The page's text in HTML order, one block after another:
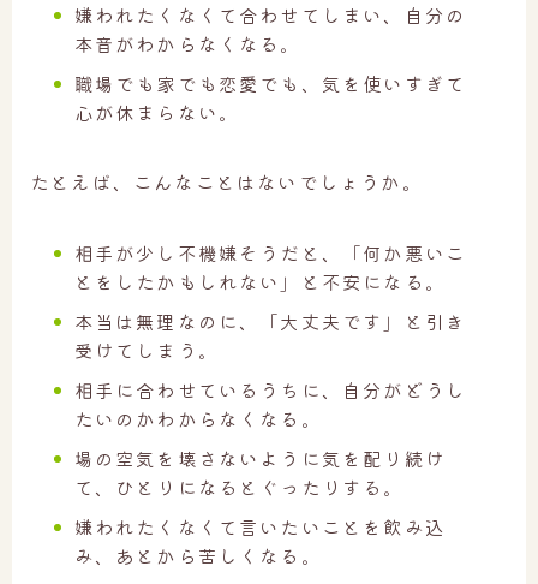
嫌われたくなくて合わせてしまい、自分の
本音がわからなくなる。
職場でも家でも恋愛でも、気を使いすぎて
心が休まらない。
たとえば、こんなことはないでしょうか。
相手が少し不機嫌そうだと、「何か悪いこ
とをしたかもしれない」と不安になる。
本当は無理なのに、「大丈夫です」と引き
受けてしまう。
相手に合わせているうちに、自分がどうし
たいのかわからなくなる。
場の空気を壊さないように気を配り続け
て、ひとりになるとぐったりする。
嫌われたくなくて言いたいことを飲み込
み、あとから苦しくなる。